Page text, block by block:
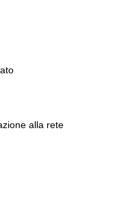
alla rete